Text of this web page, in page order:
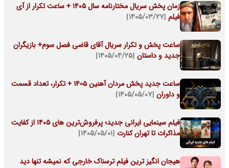
زمان پخش سریال مختارنامه سال ۱۴۰۵ + ساعت تکرار از آی
فیلم [۱۴۰۵/۰۳/۲۷]
ساعت پخش و تکرار سریال آقای قاضی فصل سوم+ بازیگران
جدید و داستان [۱۴۰۵/۰۴/۲۵]
ساعت جدید پخش مردان آهنین 1405 + تکرار، تعداد قسمت
و داوران [۱۴۰۵/۰۵/۰۷]
فیلم سینمایی ایرانی جدید؛ پرفروش‌ترین های ۱۴۰۵ از کفایت
مذاکرات تا تهران کنارت [۱۴۰۵/۰۵/۰۱]
هیجان انگیز ترین فیلم ترسناک خارجی که نمیشه تنها دید